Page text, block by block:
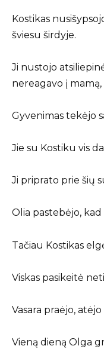
Kostikas
šviesu širdyje.
Ji nustojo
nereagavo į
Gyvenimas tekėjo
Jie su Kostiku vis
Ji priprato prie šių
Olia pastebėjo, kad
Tačiau Kostikas
Viskas pasikeitė
Vasara praėjo,
Vieną dieną Olga